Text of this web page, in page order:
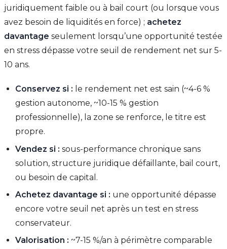
juridiquement faible ou à bail court (ou lorsque vous
avez besoin de liquidités en force) ; achetez
davantage seulement lorsqu’une opportunité testée
en stress dépasse votre seuil de rendement net sur 5-
10 ans.
Conservez si : le rendement net est sain (~4-6 %
gestion autonome, ~10-15 % gestion
professionnelle), la zone se renforce, le titre est
propre.
Vendez si : sous-performance chronique sans
solution, structure juridique défaillante, bail court,
ou besoin de capital.
Achetez davantage si : une opportunité dépasse
encore votre seuil net après un test en stress
conservateur.
Valorisation : ~7-15 %/an à périmètre comparable